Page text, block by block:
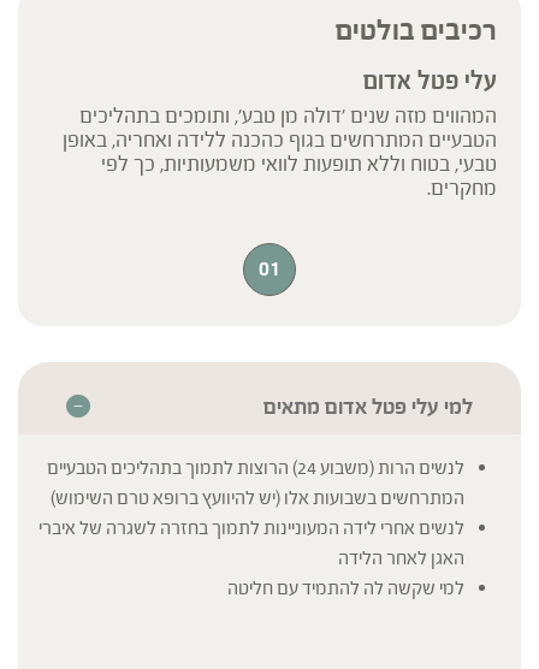
רכיבים בולטים
עלי פטל אדום
המהווים מזה שנים 'דולה מן טבע', ותומכים בתהליכים
הטבעיים המתרחשים בגוף כהכנה ללידה ואחריה, באופן
טבעי, בטוח וללא תופעות לוואי משמעותיות, כך לפי
מחקרים.
01
למי עלי פטל אדום מתאים
לנשים הרות (משבוע 24) הרוצות לתמוך בתהליכים הטבעיים
המתרחשים בשבועות אלו (יש להיוועץ ברופא טרם השימוש)
לנשים אחרי לידה המעוניינות לתמוך בחזרה לשגרה של איברי
האגן לאחר הלידה
למי שקשה לה להתמיד עם חליטה